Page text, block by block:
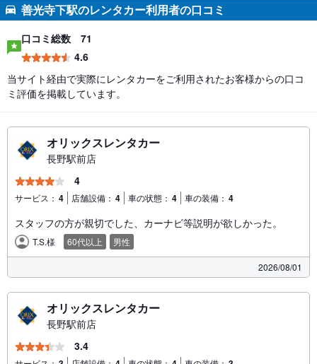
善光寺下駅のレンタカー利用者の口コミ
口コミ総数
71
4.6
当サイト経由で実際にレンタカーをご利用されたお客様からの口コ
ミ評価を掲載しています。
オリックスレンタカー
長野駅前店
4
サービス： 4 店舗設備： 4 車の状態： 4 車の装備： 4
スタッフの方が親切でした、カーナビ等説明が欲しかった。
T.S.様 60代以上 男性
2026/08/01
オリックスレンタカー
長野駅前店
3.4